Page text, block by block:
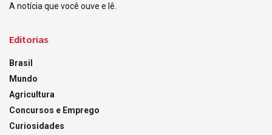
A notícia que você ouve e lê.
Editorias
Brasil
Mundo
Agricultura
Concursos e Emprego
Curiosidades